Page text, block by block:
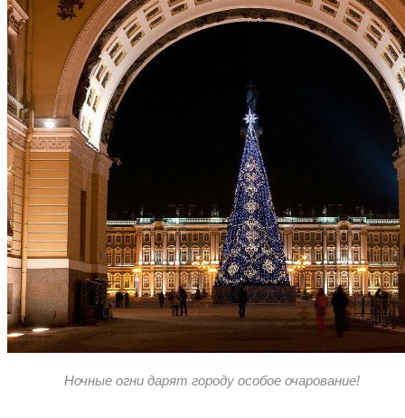
Ночные огни дарят городу особое очарование!